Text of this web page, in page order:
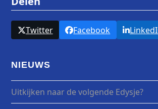
Twitter Facebook
NIEUWS
Uitkijken naar de volgende Edysje?